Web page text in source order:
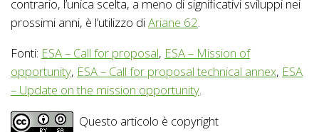
contrario, l’unica scelta, a meno di significativi sviluppi nei
prossimi anni, è l’utilizzo diAriane 62.
Fonti: ESA – Call for proposal, ESA – Mission of
opportunity, ESA – Call for proposal technical annex, ESA
– Update on the mission opportunity.
Questo articolo è copyright